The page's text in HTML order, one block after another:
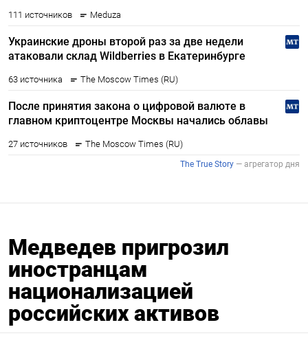
Медведев пригрозил
иностранцам
национализацией
российских активов